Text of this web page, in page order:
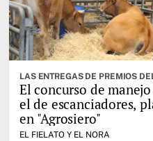
El concurso de
el de escanciadores,
en "Agrosiero"
EL FIELATO Y EL NORA